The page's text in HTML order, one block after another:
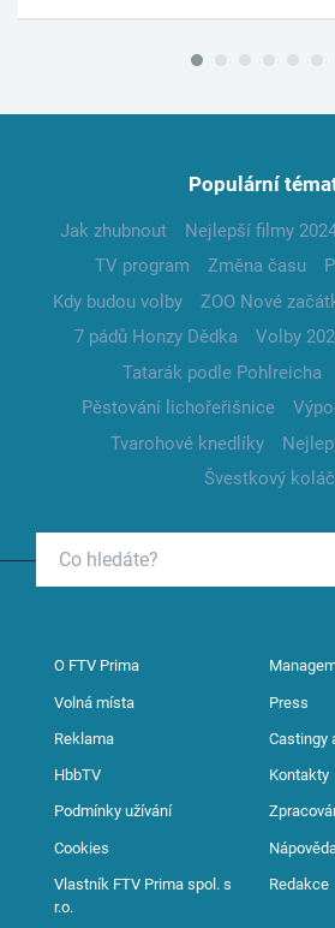
Populární
Jak zhubnout Nejlepší filmy
TV program
Změna času
Kdy budou volby
ZOO Nové
7 pádů Honzy Dědka
Volby
Tatarák podle Pohlreicha
Pěstování lichořeřišnice
Tvarohové knedlíky
Švestkový koláč
O FTV Prima
Volná místa Press
Reklama Castingy
HbbTV Kontakty
Podmínky užívání
Cookies
Vlastník FTV Prima spol. s
r.o.
Redakce